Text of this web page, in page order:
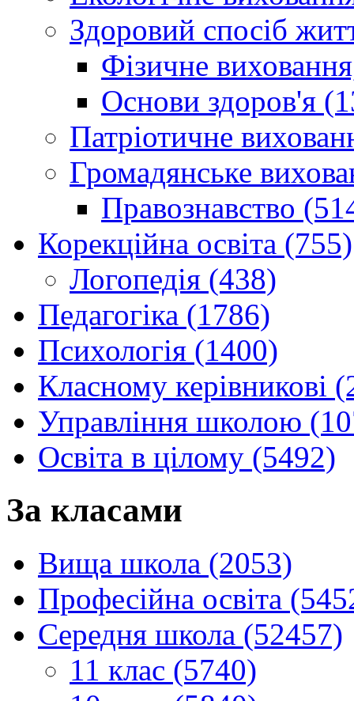
Здоровий спосіб
Фізичне
Основи здоров'я
Патріотичне
Громадянське
Правознавство
Корекційна освіта (755)
Логопедія (438)
Педагогіка (1786)
Психологія (1400)
Класному керівникові
Управління школою
Освіта в цілому (5492)
За класами
Вища школа (2053)
Професійна освіта
Середня школа (52457)
11 клас (5740)